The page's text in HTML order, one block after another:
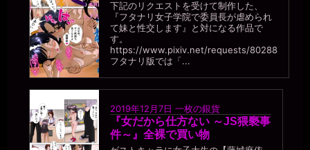
下記のリクエストを受けて制作した、
『フタナリ女子学院で委員長が虐められ
て妹と性交します』と対になる作品で
す。
https://www.pixiv.net/requests/80288
フタナリ版では「...
2019年12月7日 一枚の銀貨
『女だから仕方ない ～JS猥褻事
件～』全裸で買い物